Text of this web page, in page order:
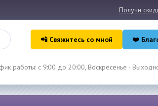
Получи
📲 Свяжитесь со мной ❤️
работы: с 9:00 до 20:00, Воскресенье -